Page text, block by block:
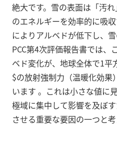
絶大です。雪の表面は「汚
のエネルギーを効率的に吸
によりアルベドが低下し、
PCC第4次評価報告書では、
ベド変化が、地球全体で1平
$の放射強制力（温暖化効果
います 。これは小さな値に
極域に集中して影響を及ぼ
させる重要な要因の一つと考